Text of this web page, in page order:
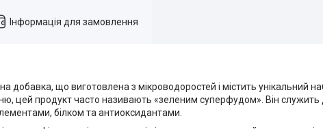
Інформація для замовлення
добавка, що виготовлена з мікроводоростей і містить унікальний
цей продукт часто називають «зеленим суперфудом». Він
білком та антиоксидантами.